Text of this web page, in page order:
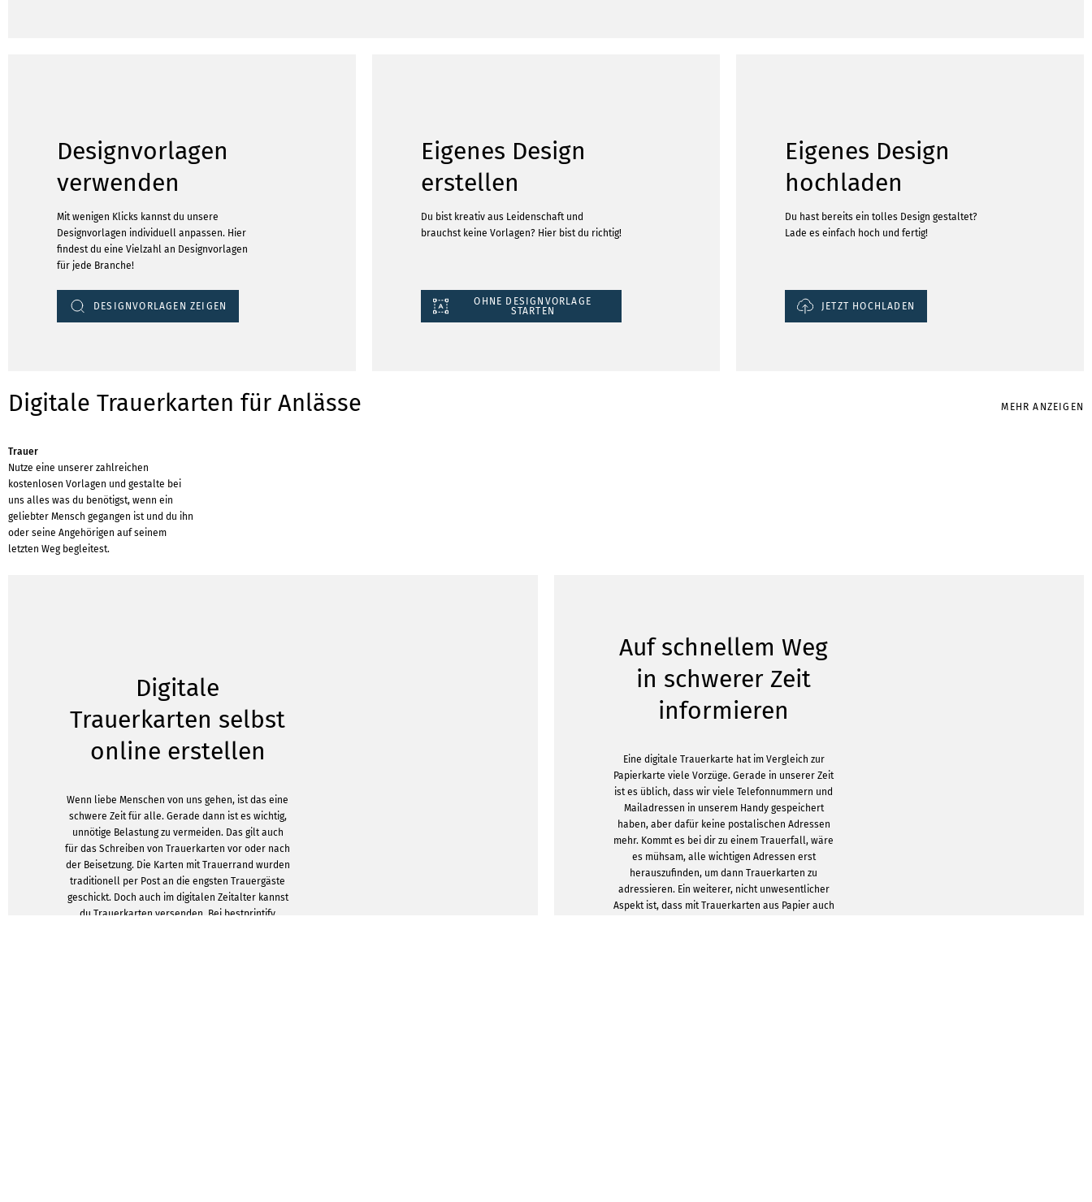
Designvorlagen
verwenden
Mit wenigen Klicks kannst du unsere
Designvorlagen individuell anpassen. Hier
findest du eine Vielzahl an Designvorlagen
für jede Branche!
DESIGNVORLAGEN ZEIGEN
Eigenes Design
erstellen
Du bist kreativ aus Leidenschaft und
brauchst keine Vorlagen? Hier bist du richtig!
OHNE DESIGNVORLAGE
STARTEN
Eigenes Design
hochladen
Du hast bereits ein tolles Design gestaltet?
Lade es einfach hoch und fertig!
JETZT HOCHLADEN
Digitale Trauerkarten für Anlässe MEHR ANZEIGEN
Trauer
Nutze eine unserer zahlreichen
kostenlosen Vorlagen und gestalte bei
uns alles was du benötigst, wenn ein
geliebter Mensch gegangen ist und du ihn
oder seine Angehörigen auf seinem
letzten Weg begleitest.
Digitale
Trauerkarten selbst
online erstellen
Wenn liebe Menschen von uns gehen, ist das eine
schwere Zeit für alle. Gerade dann ist es wichtig,
unnötige Belastung zu vermeiden. Das gilt auch
für das Schreiben von Trauerkarten vor oder nach
der Beisetzung. Die Karten mit Trauerrand wurden
traditionell per Post an die engsten Trauergäste
geschickt. Doch auch im digitalen Zeitalter kannst
du Trauerkarten versenden. Bei bestprintify
Auf schnellem Weg
in schwerer Zeit
informieren
Eine digitale Trauerkarte hat im Vergleich zur
Papierkarte viele Vorzüge. Gerade in unserer Zeit
ist es üblich, dass wir viele Telefonnummern und
Mailadressen in unserem Handy gespeichert
haben, aber dafür keine postalischen Adressen
mehr. Kommt es bei dir zu einem Trauerfall, wäre
es mühsam, alle wichtigen Adressen erst
herauszufinden, um dann Trauerkarten zu
adressieren. Ein weiterer, nicht unwesentlicher
Aspekt ist, dass mit Trauerkarten aus Papier auch